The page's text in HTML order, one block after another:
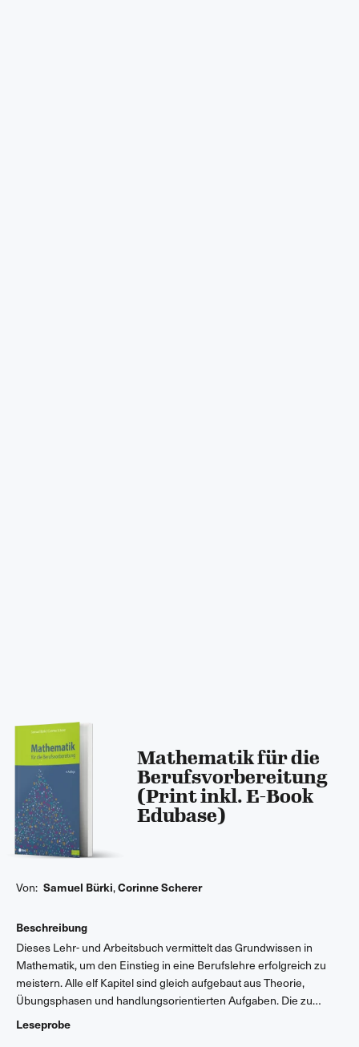
Mathematik für die
Berufsvorbereitung
(Print inkl. E-Book
Edubase)
Von: Samuel Bürki,Corinne Scherer
Beschreibung
Dieses Lehr- und Arbeitsbuch vermittelt das Grundwissen in
Mathematik, um den Einstieg in eine Berufslehre erfolgreich zu
meistern. Alle elf Kapitel sind gleich aufgebaut aus Theorie,
Übungsphasen und handlungsorientierten Aufgaben. Die zu
erreichenden Kompetenzen sind dem neuen Lehrplan für die
Berufsvorbereitung angepasst. Auf einen Einstiegstest folgt
Leseprobe